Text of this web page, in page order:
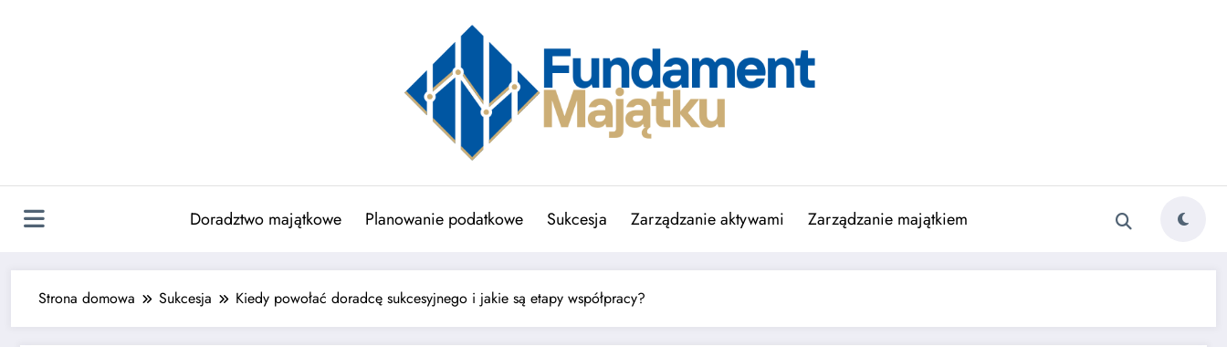
Doradztwo majątkowe Planowanie podatkowe Sukcesja Zarządzanie aktywami Zarządzanie majątkiem
Strona domowa Sukcesja Kiedy powołać doradcę sukcesyjnego i jakie są etapy współpracy?